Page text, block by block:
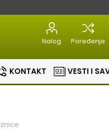
Nalog Poređenje
KONTAKT VESTI I